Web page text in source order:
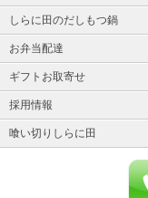
しらに田のだしもつ鍋
お弁当配達
ギフトお取寄せ
採用情報
喰い切りしらに田